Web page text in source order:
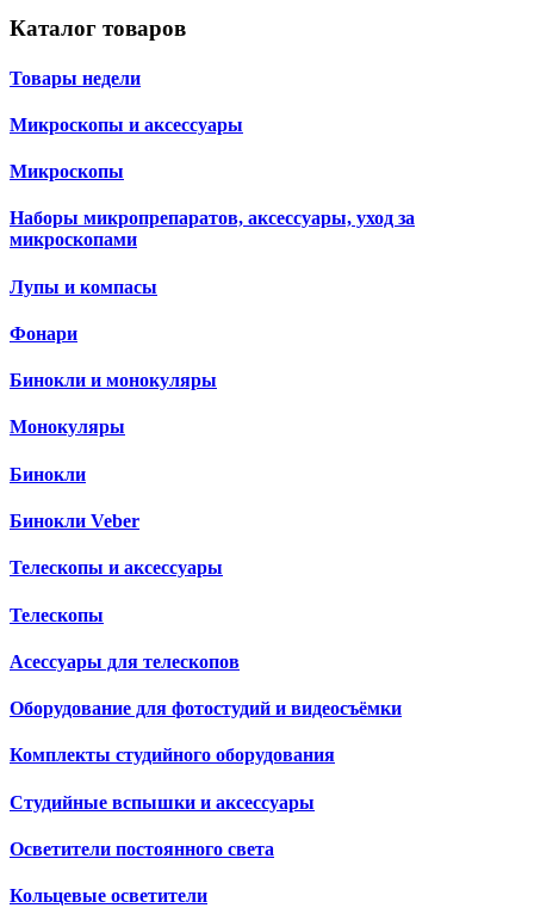
Каталог товаров
Товары недели
Микроскопы и аксессуары
Микроскопы
Наборы микропрепаратов, аксессуары, уход за
микроскопами
Лупы и компасы
Фонари
Бинокли и монокуляры
Монокуляры
Бинокли
Бинокли Veber
Телескопы и аксессуары
Телескопы
Асессуары для телескопов
Оборудование для фотостудий и видеосъёмки
Комплекты студийного оборудования
Студийные вспышки и аксессуары
Осветители постоянного света
Кольцевые осветители